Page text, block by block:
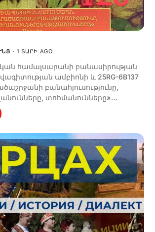
1 ՏԱՐԻ AGO
համալսարանի բանասիրության
ամբիոնի և 25RG-6B137
բանահյուսությունը,
տոհմանունները»…